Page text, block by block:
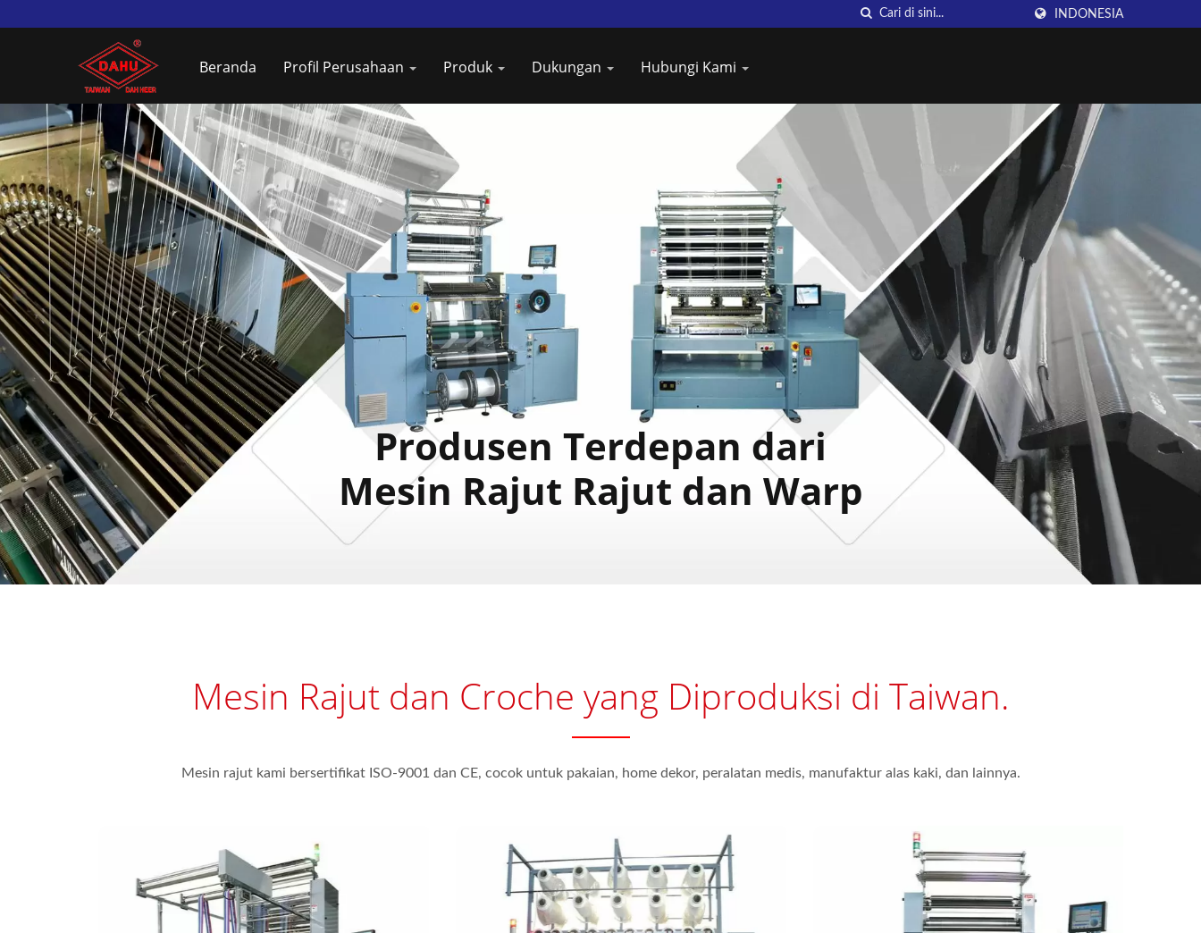
INDONESIA
Beranda Profil Perusahaan Produk Dukungan Hubungi Kami
Produsen Terdepan dari
Mesin Rajut Rajut dan Warp
Mesin Rajut dan Croche yang Diproduksi di Taiwan.
Mesin rajut kami bersertifikat ISO-9001 dan CE, cocok untuk pakaian, home dekor, peralatan medis, manufaktur alas kaki, dan lainnya.